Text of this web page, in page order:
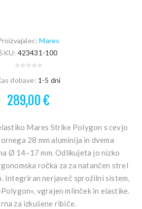
Mares
423431-100
dobave: 1-5 dni
289,00 €
Mares Strike Polygon s cevjo
28 mm aluminija in dvema
Ø 14–17 mm. Odlikujeta jo nizko
ročka za za natančen strel
Integriran nerjaveč sprožilni sistem,
vgrajen mlinček in elastike.
za izkušene ribiče.